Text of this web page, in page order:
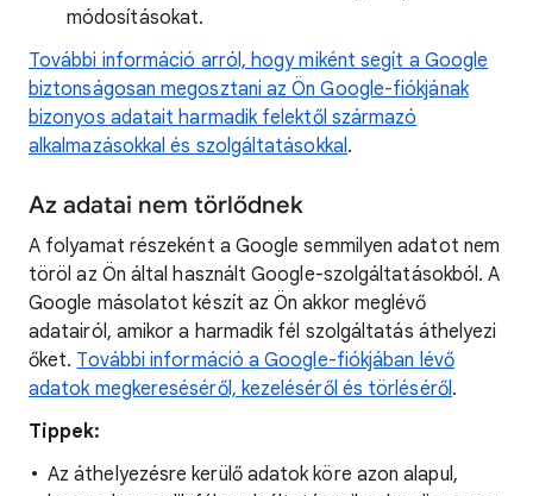
módosításokat.
További információ arról, hogy miként segít a Google
biztonságosan megosztani az Ön Google-fiókjának
bizonyos adatait harmadik felektől származó
alkalmazásokkal és szolgáltatásokkal.
Az adatai nem törlődnek
A folyamat részeként a Google semmilyen adatot nem
töröl az Ön által használt Google-szolgáltatásokból. A
Google másolatot készít az Ön akkor meglévő
adatairól, amikor a harmadik fél szolgáltatás áthelyezi
őket. További információ a Google-fiókjában lévő
adatok megkereséséről, kezeléséről és törléséről.
Tippek:
Az áthelyezésre kerülő adatok köre azon alapul,